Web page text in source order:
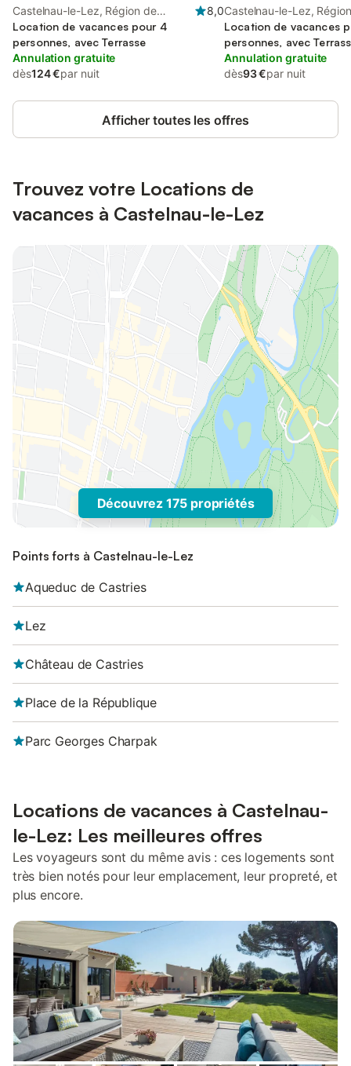
Castelnau-le-Lez, Région de
Montpellier
8,0
Location de vacances pour 4
personnes, avec Terrasse
Annulation gratuite
dès124 €par nuit
Castelnau-le-Lez,
Montpellier
Location de vacances
personnes, avec
Annulation gratuite
dès93 €par nuit
Afficher toutes les offres
Trouvez votre Locations de
vacances à Castelnau-le-Lez
Découvrez 175 propriétés
Points forts à Castelnau-le-Lez
Aqueduc de Castries
Lez
Château de Castries
Place de la République
Parc Georges Charpak
Locations de vacances à Castelnau-
le-Lez: Les meilleures offres
Les voyageurs sont du même avis : ces logements sont
très bien notés pour leur emplacement, leur propreté, et
plus encore.